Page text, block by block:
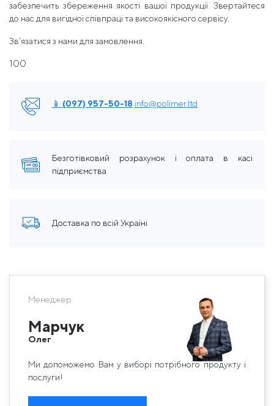
забезпечить збереження якості вашої продукції. Звертайтеся
до нас для вигідної співпраці та високоякісного сервісу.
Зв’язатися з нами для замовлення.
100
📱 (097) 957-50-18 info@polimer.ltd
Безготівковий розрахунок і оплата в касі
підприємства
Доставка по всій Україні
Менеджер
Марчук
Олег
Ми допоможемо Вам у виборі потрібного продукту і
послуги!